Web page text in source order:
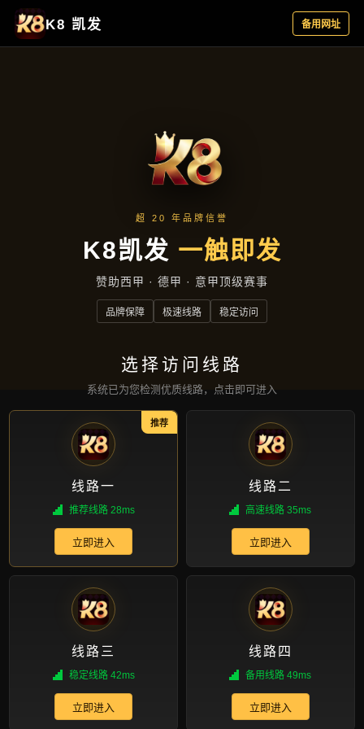
产品汇总
首页 产品汇总